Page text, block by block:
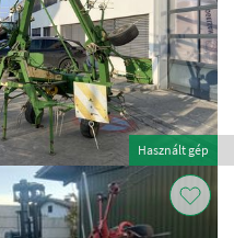
Használt gép